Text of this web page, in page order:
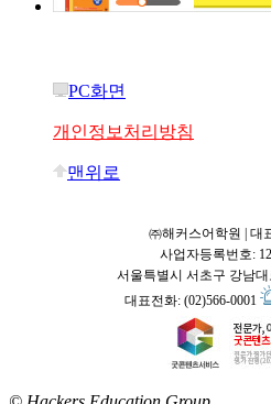
PC화면
개인정보처리방침
맨위로
㈜해커스어학원 | 대
사업자등록번호:
서울특별시 서초구 강남대
대표전화: (02)566-0001